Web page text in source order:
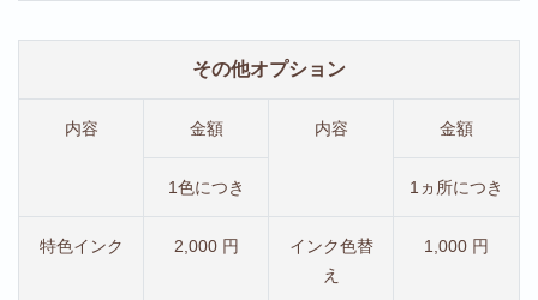
その他オプション
内容 金額 内容 金額
1色につき 1ヵ所につき
特色インク 2,000 円
インク色替
え
1,000 円